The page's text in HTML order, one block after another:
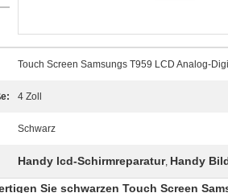
Touch Screen Samsungs T959 LCD Analog-
4 Zoll
Schwarz
Handy lcd-Schirmreparatur, Handy
Sie schwarzen Touch Screen